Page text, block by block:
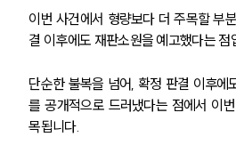
이번 사건에서 형량보다 더 주목할 부
결 이후에도 재판소원을 예고했다는 점
단순한 불복을 넘어, 확정 판결 이후에
를 공개적으로 드러냈다는 점에서 이
목됩니다.